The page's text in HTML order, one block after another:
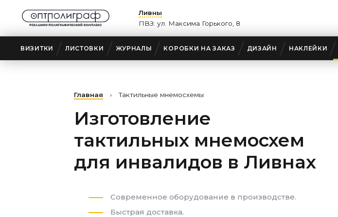
Ливны
ПВЗ: ул. Максима Горького, 8
ВИЗИТКИ ЛИСТОВКИ ЖУРНАЛЫ КОРОБКИ НА ЗАКАЗ ДИЗАЙН НАКЛЕЙКИ
Главная › Тактильные мнемосхемы
Изготовление
тактильных мнемосхем
для инвалидов в Ливнах
Современное оборудование в производстве.
Быстрая доставка.